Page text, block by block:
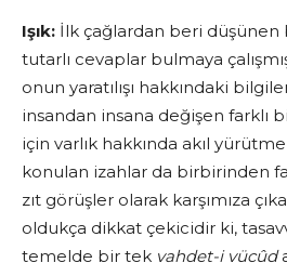
Işık: İlk çağlardan beri düşünen
tutarlı cevaplar bul­maya
onun yaratılışı hakkındaki
insan­dan insana değişen farklı
için varlık hakkında akıl
konulan izahlar da birbirinden
zıt görüşler olarak karşımıza
oldukça dikkat çekicidir ki,
temelde bir tek vahdet-i vücûd